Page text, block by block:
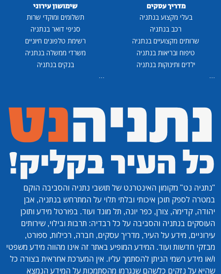
מדריך עסקים
בעלי מקצוע בנתניה
רכב בנתניה
שרותים מקצועיים בנתניה
טיפוח ובריאות בנתניה
ילדים ותינוקות בנתניה
...
שימושון עירוני
תשלומים ומוקדי שרות
סניפי דואר בנתניה
רשימת טלפונים חיוניים
משרדי ממשלה בנתניה
בנקים בנתניה
...
"נתניה נט" מקומון האינטרנט של תושבי נתניה והסביבה הוקם
במטרה לספק תוכן איכותי ובלתי תלוי על המתרחש בנתניה, אבן
יהודה, קדימה, צורן, כפר יונה, תל מונד ועוד. בפורטל מידע ותוכן
העוסקים בנתניה והסביבה על כל רבדיה: תרבות ובילוי, שירותים
עירוניים, מידע על העיר, מדריך עסקים, חברה, רכילות, ספורט,
מבזקי חדשות ועוד. המידע המופיע באתר זה אינו מהווה מידע משפטי
ו/או מידע רשמי הניתן להסתמך עליו. אין המערכת אחראית בצורה כל
שהיא על נזקים כלשהם שנגרמו מהסתמכות על המידע הנמצא